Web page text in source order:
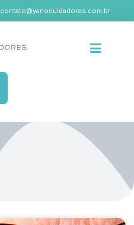
contato@yanocuidadores.com.br